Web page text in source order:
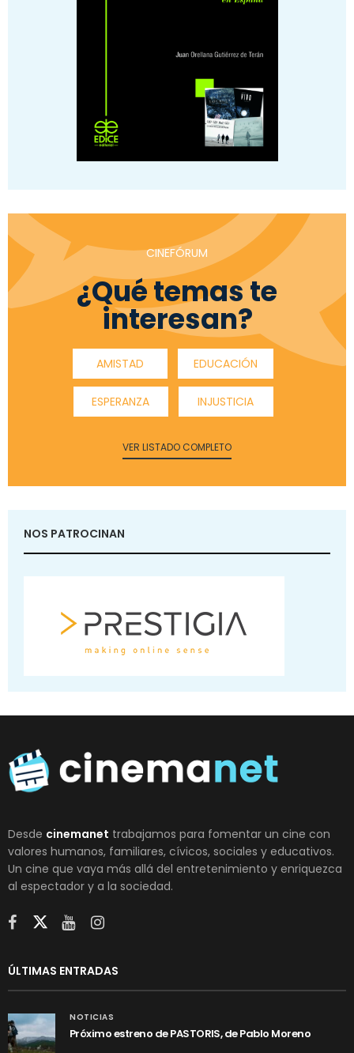
CINEFÓRUM
¿Qué temas te
interesan?
AMISTAD EDUCACIÓN
ESPERANZA INJUSTICIA
VER LISTADO COMPLETO
NOS PATROCINAN
Desde cinemanet trabajamos para fomentar un cine con
valores humanos, familiares, cívicos, sociales y educativos.
Un cine que vaya más allá del entretenimiento y enriquezca
al espectador y a la sociedad.
ÚLTIMAS ENTRADAS
NOTICIAS
Próximo estreno de PASTORIS, de Pablo Moreno